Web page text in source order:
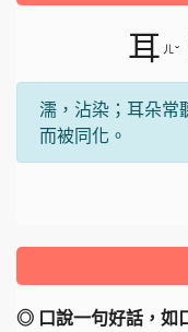
耳 ㄦ ˇ
濡，沾染；耳朵常
而被同化。
◎ 口說一句好話，如